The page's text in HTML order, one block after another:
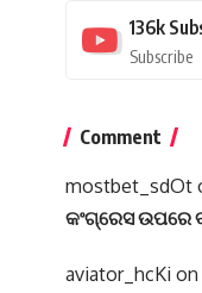
136k
Subscribe
Comment
mostbet_sdOt
କଂଗ୍ରେସ ଉପରେ
aviator_hcKi on